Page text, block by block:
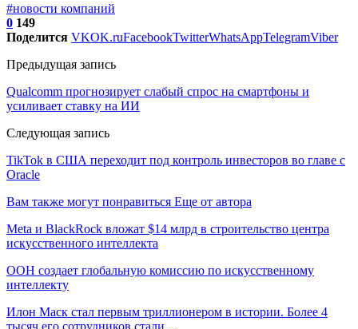
#новости компаний
0 149
Поделится VKOK.ruFacebookTwitterWhatsAppTelegramViber
Предыдущая запись
Qualcomm прогнозирует слабый спрос на смартфоны и
усиливает ставку на ИИ
Следующая запись
TikTok в США переходит под контроль инвесторов во главе с
Oracle
Вам также могут понравиться Еще от автора
Meta и BlackRock вложат $14 млрд в строительство центра
искусственного интеллекта
ООН создает глобальную комиссию по искусственному
интеллекту
Илон Маск стал первым триллионером в истории. Более 4
тысяч его сотрудников стали…